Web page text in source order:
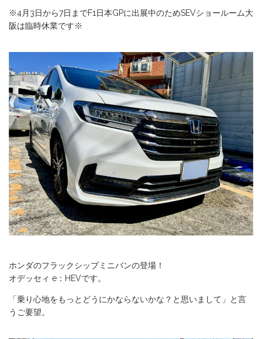
※4月3日から7日までF1日本GPに出展中のためSEVショールーム大
阪は臨時休業です※
ホンダのフラックシップミニバンの登場！
オデッセィ e：HEVです。
「乗り心地をもっとどうにかならないかな？と思いまして」と言
うご要望。